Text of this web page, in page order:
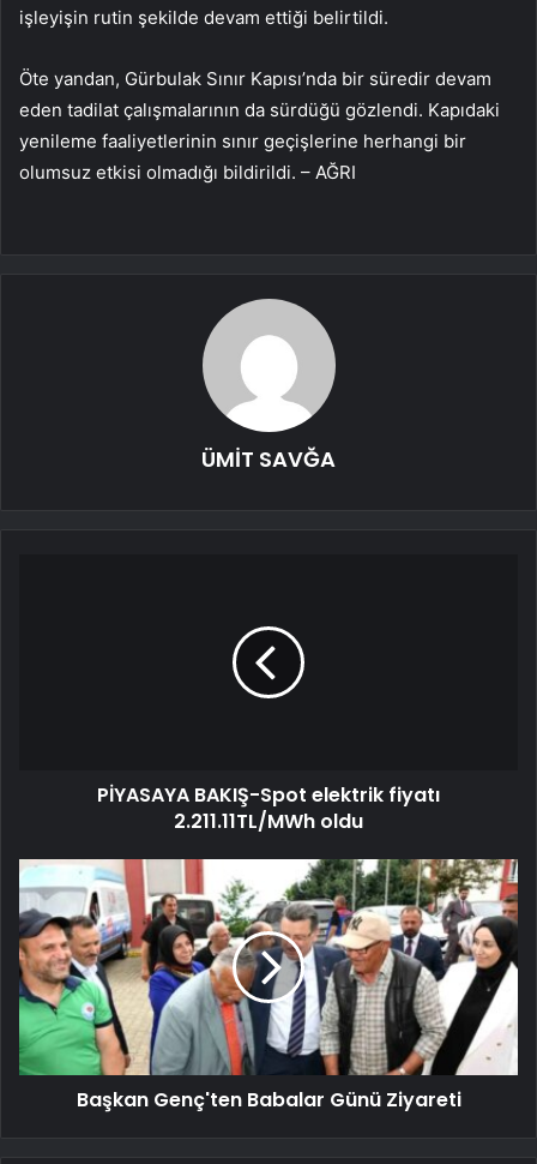
işleyişin rutin şekilde devam ettiği belirtildi.
Öte yandan, Gürbulak Sınır Kapısı’nda bir süredir devam
eden tadilat çalışmalarının da sürdüğü gözlendi. Kapıdaki
yenileme faaliyetlerinin sınır geçişlerine herhangi bir
olumsuz etkisi olmadığı bildirildi. – AĞRI
ÜMİT SAVĞA
PİYASAYA BAKIŞ-Spot elektrik fiyatı
2.211.11TL/MWh oldu
Başkan Genç'ten Babalar Günü Ziyareti